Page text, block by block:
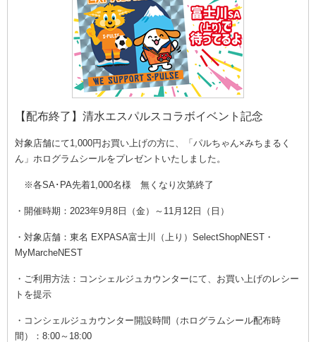
【配布終了】清水エスパルスコラボイベント記念
対象店舗にて1,000円お買い上げの方に、「パルちゃん×みちまるく
ん」ホログラムシールをプレゼントいた しました 。
※各SA･PA先着1,000名様 無くなり次第終了
・開催時期：2023年9月8日（金）～11月12日（日）
・対象店舗：東名 EXPASA富士川（上り）SelectShopNEST・
MyMarcheNEST
・ご利用方法：コンシェルジュカウンターにて、お買い上げのレシー
トを提示
・コンシェルジュカウンター開設時間（ホログラムシール配布時
間）：8:00～18:00